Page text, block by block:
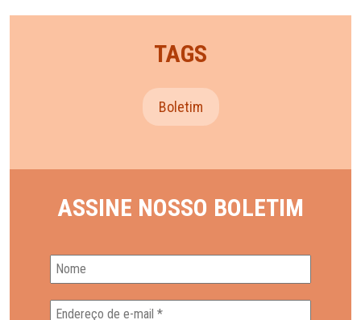
TAGS
Boletim
ASSINE NOSSO BOLETIM